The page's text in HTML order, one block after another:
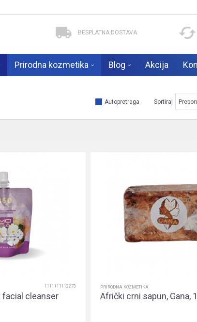
BESPLATNA DOSTAVA
Prirodna kozmetika Blog Akcija
Autopretraga Sortiraj
1111111112273
facial cleanser
PRIRODNA KOZMETIKA
Afrički crni sapun, Gana,